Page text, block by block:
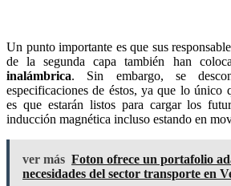
Un punto importante es que sus
de la segunda capa también han
inalámbrica. Sin embargo, se
especificaciones de éstos, ya que lo único
es que estarán listos para cargar los
inducción magnética incluso estando en
ver más Foton ofrece un portafolio
necesidades del sector transporte en